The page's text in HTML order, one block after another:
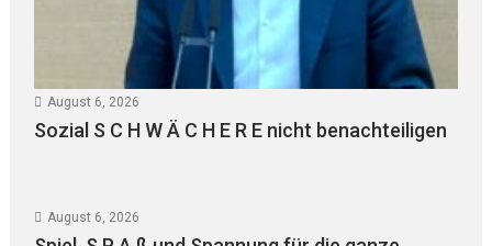
August 6, 2026
Sozial S C H W Ä C H E R E nicht benachteiligen
August 6, 2026